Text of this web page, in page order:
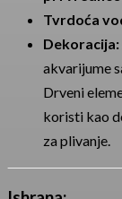
Tvrdoća
Dekoracija:
akvarijume
Drveni
koristi kao
za plivanje.